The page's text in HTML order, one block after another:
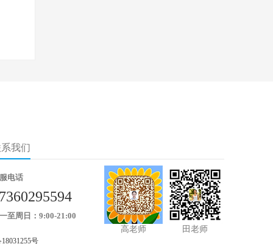
我们
电话
至周日：9:00-21:00
高老师
田老师
号